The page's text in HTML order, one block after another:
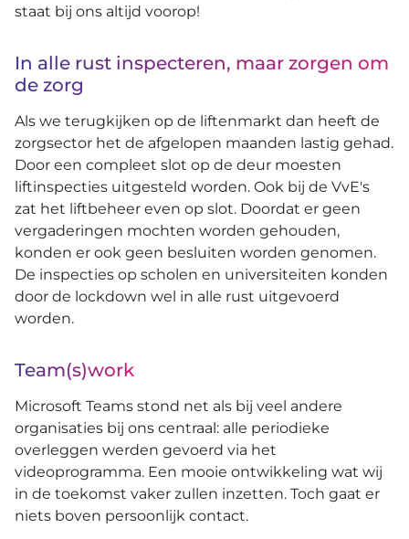
staat bij ons altijd voorop!
In alle rust inspecteren, maar zorgen om
de zorg
Als we terugkijken op de liftenmarkt dan heeft de
zorgsector het de afgelopen maanden lastig gehad.
Door een compleet slot op de deur moesten
liftinspecties uitgesteld worden. Ook bij de VvE's
zat het liftbeheer even op slot. Doordat er geen
vergaderingen mochten worden gehouden,
konden er ook geen besluiten worden genomen.
De inspecties op scholen en universiteiten konden
door de lockdown wel in alle rust uitgevoerd
worden.
Team(s)work
Microsoft Teams stond net als bij veel andere
organisaties bij ons centraal: alle periodieke
overleggen werden gevoerd via het
videoprogramma. Een mooie ontwikkeling wat wij
in de toekomst vaker zullen inzetten. Toch gaat er
niets boven persoonlijk contact.